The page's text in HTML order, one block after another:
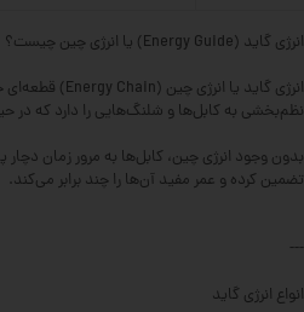
انرژی گاید (Energy Guide) یا انرژی چین چیست؟
نظم‌بخشی به کابل‌ها و شلنگ‌هایی را دارد که در
بدون وجود انرژی چین، کابل‌ها به مرور زمان
تضمین کرده و عمر مفید آن‌ها را چند برابر می‌کند.
---
انواع انرژی گاید